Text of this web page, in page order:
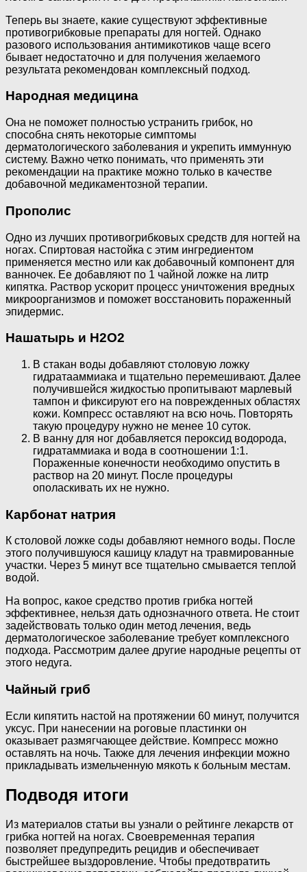
Теперь вы знаете, какие существуют эффективные
противогрибковые препараты для ногтей. Однако
разового использования антимикотиков чаще всего
бывает недостаточно и для получения желаемого
результата рекомендован комплексный подход.
Народная медицина
Она не поможет полностью устранить грибок, но
способна снять некоторые симптомы
дерматологического заболевания и укрепить иммунную
систему. Важно четко понимать, что применять эти
рекомендации на практике можно только в качестве
добавочной медикаментозной терапии.
Прополис
Одно из лучших противогрибковых средств для ногтей на
ногах. Спиртовая настойка с этим ингредиентом
применяется местно или как добавочный компонент для
ванночек. Ее добавляют по 1 чайной ложке на литр
кипятка. Раствор ускорит процесс уничтожения вредных
микроорганизмов и поможет восстановить пораженный
эпидермис.
Нашатырь и H2O2
В стакан воды добавляют столовую ложку
гидратааммиака и тщательно перемешивают. Далее
получившейся жидкостью пропитывают марлевый
тампон и фиксируют его на поврежденных областях
кожи. Компресс оставляют на всю ночь. Повторять
такую процедуру нужно не менее 10 суток.
В ванну для ног добавляется пероксид водорода,
гидратаммиака и вода в соотношении 1:1.
Пораженные конечности необходимо опустить в
раствор на 20 минут. После процедуры
ополаскивать их не нужно.
Карбонат натрия
К столовой ложке соды добавляют немного воды. После
этого получившуюся кашицу кладут на травмированные
участки. Через 5 минут все тщательно смывается теплой
водой.
На вопрос, какое средство против грибка ногтей
эффективнее, нельзя дать однозначного ответа. Не стоит
задействовать только один метод лечения, ведь
дерматологическое заболевание требует комплексного
подхода. Рассмотрим далее другие народные рецепты от
этого недуга.
Чайный гриб
Если кипятить настой на протяжении 60 минут, получится
уксус. При нанесении на роговые пластинки он
оказывает размягчающее действие. Компресс можно
оставлять на ночь. Также для лечения инфекции можно
прикладывать измельченную мякоть к больным местам.
Подводя итоги
Из материалов статьи вы узнали о рейтинге лекарств от
грибка ногтей на ногах. Своевременная терапия
позволяет предупредить рецидив и обеспечивает
быстрейшее выздоровление. Чтобы предотвратить